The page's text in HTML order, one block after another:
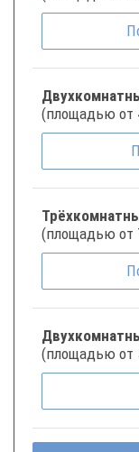
(площадью от
(площадью от
(площадью от